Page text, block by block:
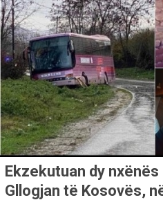
Ekzekutuan dy
Gllogjan të Kosovës,